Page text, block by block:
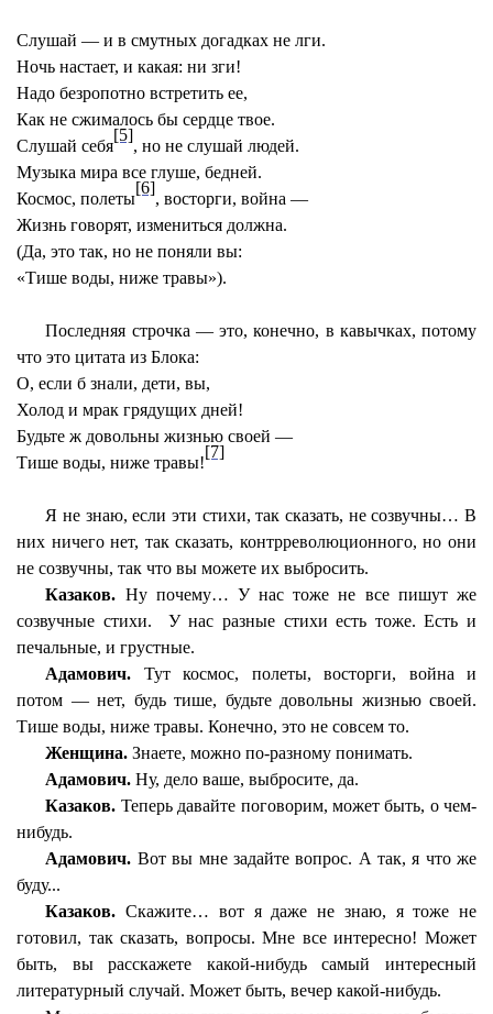
Слушай — и в смутных догадках не лги.
Ночь настает, и какая: ни зги!
Надо безропотно встретить ее,
Как не сжималоcь бы сердце твое.
Слушай себя
[5]
, но не слушай людей.
Музыка мира все глуше, бедней.
Космос, полеты
[6]
, восторги, война —
Жизнь говорят, измениться должна.
(Да, это так, но не поняли вы:
«Тише воды, ниже травы»).
Последняя строчка — это, конечно, в кавычках, потому
что это цитата из Блока:
О, если б знали, дети, вы,
Холод и мрак грядущих дней!
Будьте ж довольны жизнью своей —
Тише воды, ниже травы!
[7]
Я не знаю, если эти стихи, так сказать, не созвучны… В
них ничего нет, так сказать, контрреволюционного, но они
не созвучны, так что вы можете их выбросить.
Казаков. Ну почему… У нас тоже не все пишут же
созвучные стихи.
У нас разные стихи есть тоже. Есть и
печальные, и грустные.
Адамович. Тут космос, полеты, восторги, война и
потом — нет, будь тише, будьте довольны жизнью своей.
Тише воды, ниже травы. Конечно, это не совсем то.
Женщина. Знаете, можно по-разному понимать.
Адамович. Ну, дело ваше, выбросите, да.
Казаков. Теперь давайте поговорим, может быть, о чем-
нибудь.
Адамович. Вот вы мне задайте вопрос. А так, я что же
буду...
Казаков. Скажите… вот я даже не знаю, я тоже не
готовил, так сказать, вопросы. Мне все интересно! Может
быть, вы расскажете какой-нибудь самый интересный
литературный случай. Может быть, вечер какой-нибудь.